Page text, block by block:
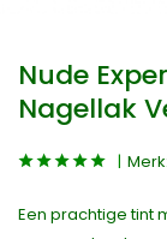
Nude
Nagellak
Merk:
Een prachtige tint